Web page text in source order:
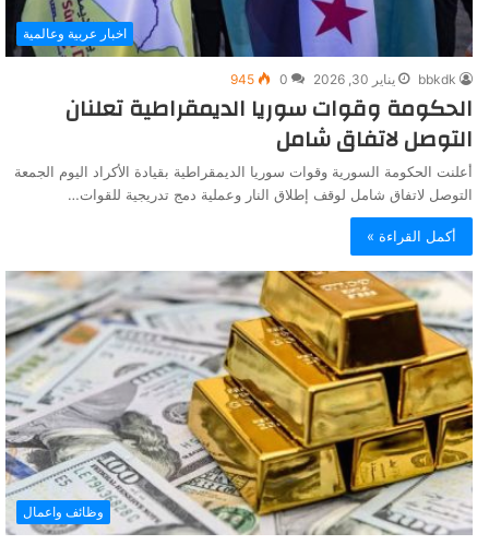
اخبار عربية وعالمية
bbkdk يناير 30, 2026 0
945
الحكومة وقوات سوريا الديمقراطية تعلنان
التوصل لاتفاق شامل
أعلنت الحكومة السورية وقوات سوريا الديمقراطية بقيادة الأكراد اليوم الجمعة
التوصل لاتفاق شامل لوقف إطلاق النار وعملية دمج تدريجية للقوات…
أكمل القراءة »
وظائف واعمال